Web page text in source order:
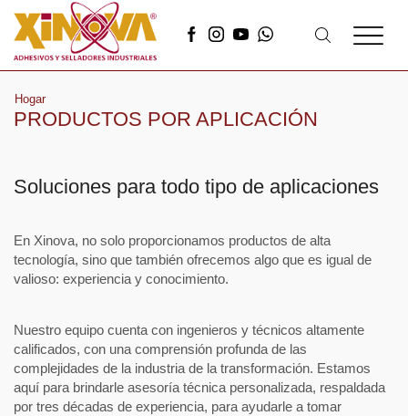
Hogar
PRODUCTOS POR APLICACIÓN
Soluciones para todo tipo de aplicaciones
En Xinova, no solo proporcionamos productos de alta
tecnología, sino que también ofrecemos algo que es igual de
valioso: experiencia y conocimiento.
Nuestro equipo cuenta con ingenieros y técnicos altamente
calificados, con una comprensión profunda de las
complejidades de la industria de la transformación. Estamos
aquí para brindarle asesoría técnica personalizada, respaldada
por tres décadas de experiencia, para ayudarle a tomar